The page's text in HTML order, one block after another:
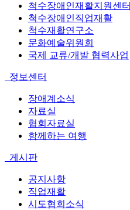
척수장애인재활지원센터
척수장애인직업재활
척수재활연구소
문화예술위원회
국제 교류/개발 협력사업
정보센터
장애계소식
자료실
협회자료실
함께하는 여행
게시판
공지사항
직업재활
시도협회소식